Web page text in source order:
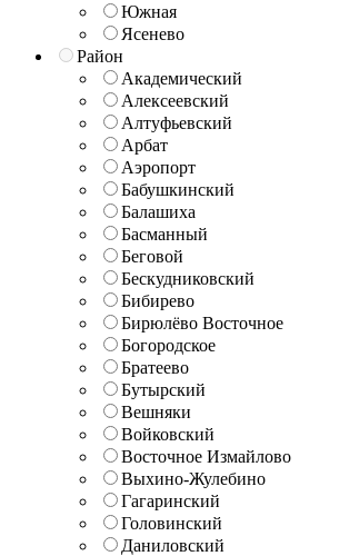
Южная
Ясенево
Район
Академический
Алексеевский
Алтуфьевский
Арбат
Аэропорт
Бабушкинский
Балашиха
Басманный
Беговой
Бескудниковский
Бибирево
Бирюлёво Восточное
Богородское
Братеево
Бутырский
Вешняки
Войковский
Восточное Измайлово
Выхино-Жулебино
Гагаринский
Головинский
Даниловский